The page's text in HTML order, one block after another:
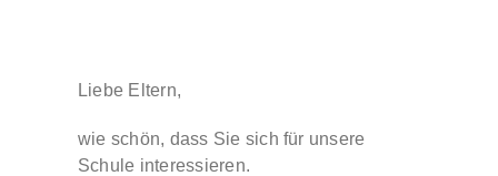
Liebe Eltern,
wie schön, dass Sie sich für unsere
Schule interessieren.